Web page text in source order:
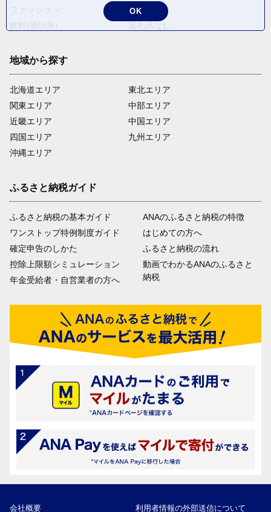
米・穀物
地域から探す
北海道エリア
関東エリア
近畿エリア
四国エリア
沖縄エリア
東北エリア
中部エリア
中国エリア
九州エリア
ふるさと納税ガイド
ふるさと納税の基本ガイド
ワンストップ特例制度ガイド
確定申告のしかた
控除上限額シミュレーション
年金受給者・自営業者の方へ
ANAのふるさと納税の特徴
はじめての方へ
ふるさと納税の流れ
動画でわかるANAのふるさと
納税
会社概要 利用者情報の外部送信について
OK